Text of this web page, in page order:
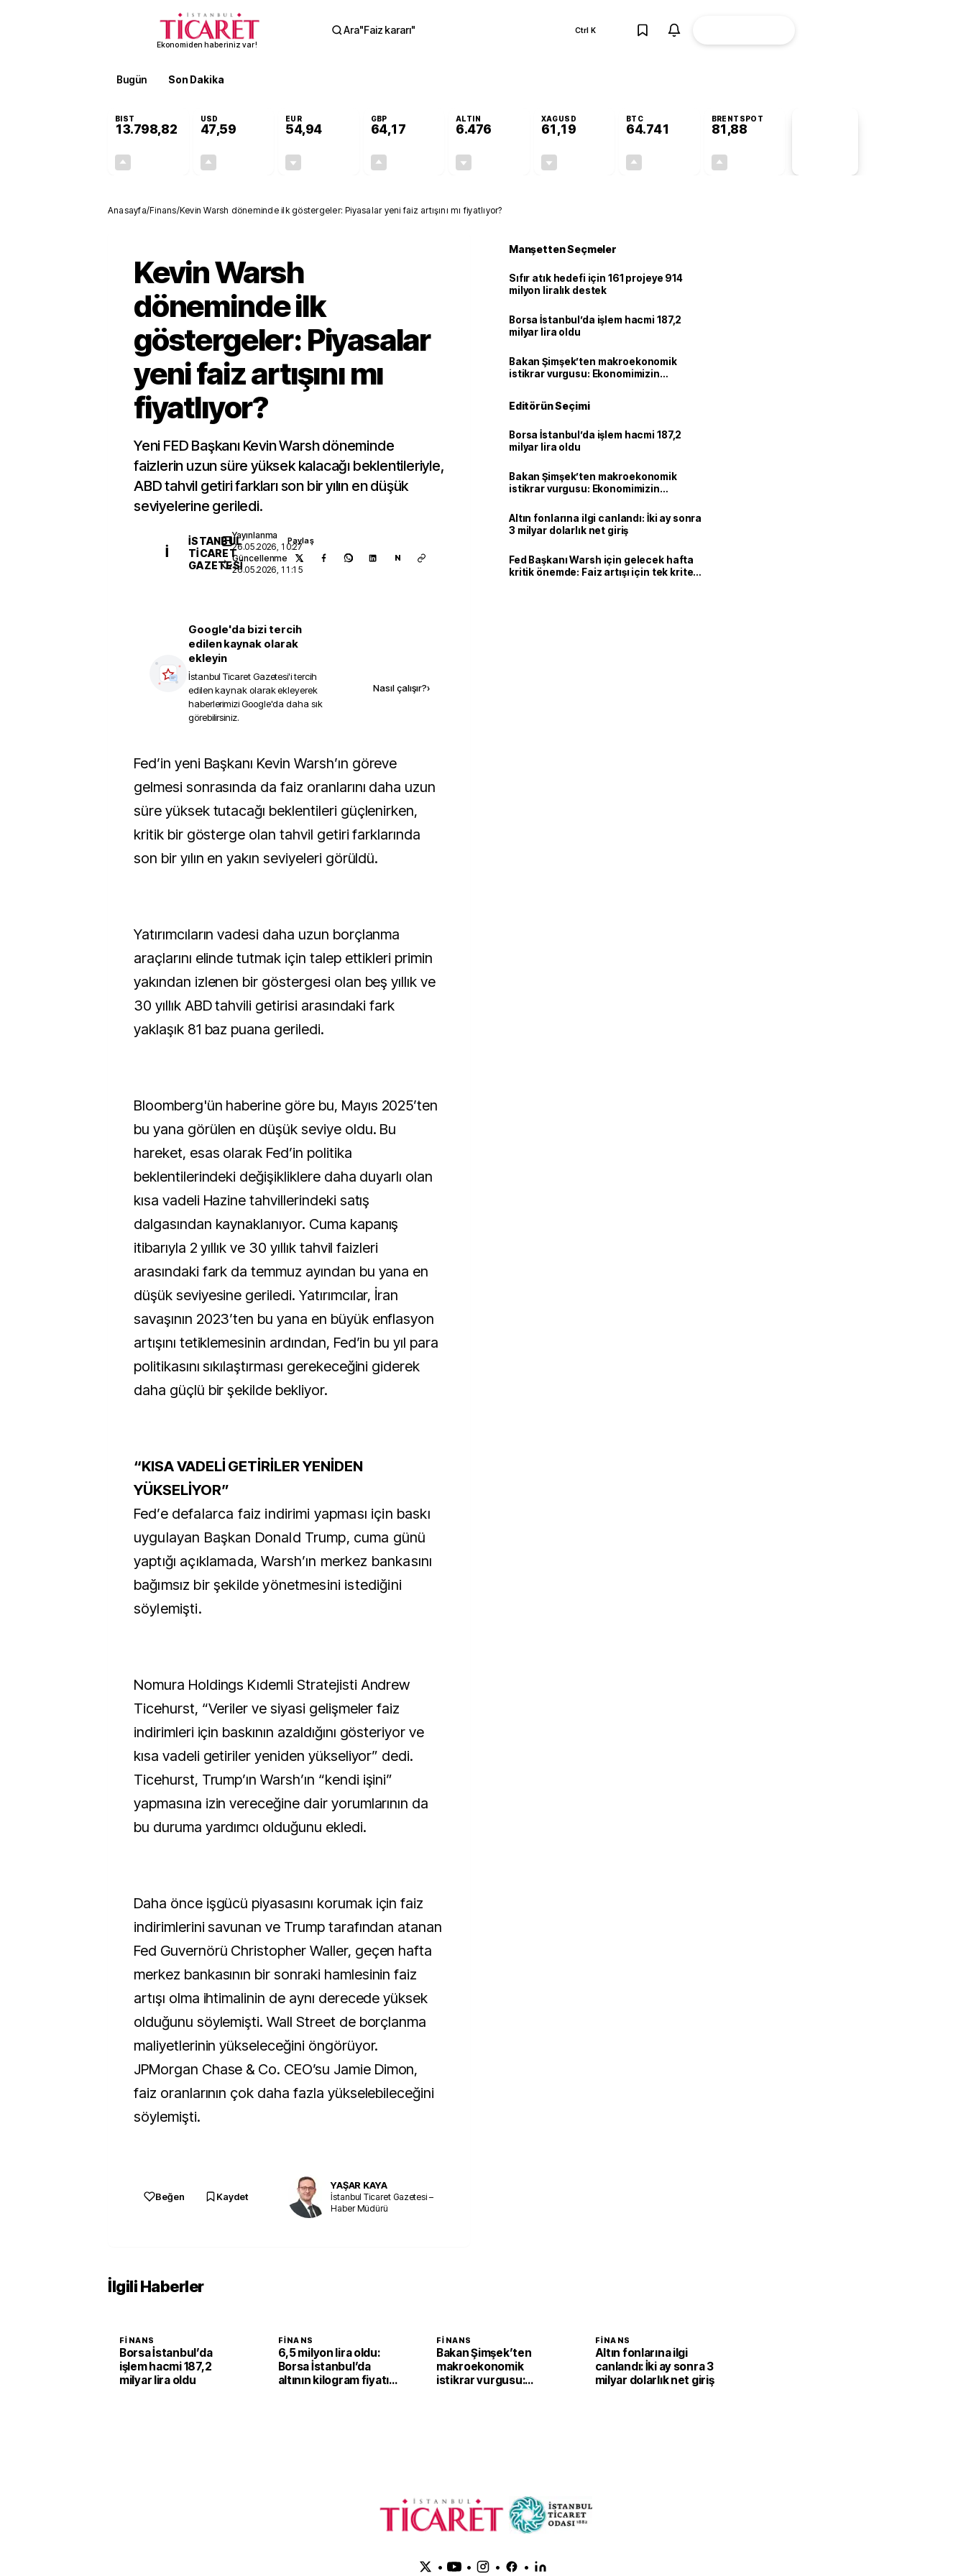
Ekonomiden haberiniz var!
Ara"Faiz kararı" Ctrl K
Bugün Son Dakika
BIST
13.798,82
USD
47,59
EUR
54,94
GBP
64,17
ALTIN
6.476
XAGUSD
61,19
BTC
64.741
BRENTSPOT
81,88
Anasayfa/Finans/Kevin Warsh döneminde ilk göstergeler: Piyasalar yeni faiz artışını mı fiyatlıyor?
Kevin Warsh
döneminde ilk
göstergeler: Piyasalar
yeni faiz artışını mı
fiyatlıyor?
Yeni FED Başkanı Kevin Warsh döneminde
faizlerin uzun süre yüksek kalacağı beklentileriyle,
ABD tahvil getiri farkları son bir yılın en düşük
seviyelerine geriledi.
İ
İSTANBUL
TICARET
GAZETESI
Yayınlanma
26.05.2026, 10:27
Güncellenme
26.05.2026, 11:15
Paylaş
N
Google'da bizi tercih
edilen kaynak olarak
ekleyin
İstanbul Ticaret Gazetesi'i tercih
edilen kaynak olarak ekleyerek
haberlerimizi Google'da daha sık
görebilirsiniz.
Nasıl çalışır?›
Fed’in yeni Başkanı Kevin Warsh’ın göreve
gelmesi sonrasında da faiz oranlarını daha uzun
süre yüksek tutacağı beklentileri güçlenirken,
kritik bir gösterge olan tahvil getiri farklarında
son bir yılın en yakın seviyeleri görüldü.
Yatırımcıların vadesi daha uzun borçlanma
araçlarını elinde tutmak için talep ettikleri primin
yakından izlenen bir göstergesi olan beş yıllık ve
30 yıllık ABD tahvili getirisi arasındaki fark
yaklaşık 81 baz puana geriledi.
Bloomberg'ün haberine göre bu, Mayıs 2025’ten
bu yana görülen en düşük seviye oldu. Bu
hareket, esas olarak Fed’in politika
beklentilerindeki değişikliklere daha duyarlı olan
kısa vadeli Hazine tahvillerindeki satış
dalgasından kaynaklanıyor. Cuma kapanış
itibarıyla 2 yıllık ve 30 yıllık tahvil faizleri
arasındaki fark da temmuz ayından bu yana en
düşük seviyesine geriledi. Yatırımcılar, İran
savaşının 2023’ten bu yana en büyük enflasyon
artışını tetiklemesinin ardından, Fed’in bu yıl para
politikasını sıkılaştırması gerekeceğini giderek
daha güçlü bir şekilde bekliyor.
“KISA VADELİ GETİRİLER YENİDEN
YÜKSELİYOR”
Fed’e defalarca faiz indirimi yapması için baskı
uygulayan Başkan Donald Trump, cuma günü
yaptığı açıklamada, Warsh’ın merkez bankasını
bağımsız bir şekilde yönetmesini istediğini
söylemişti.
Nomura Holdings Kıdemli Stratejisti Andrew
Ticehurst, “Veriler ve siyasi gelişmeler faiz
indirimleri için baskının azaldığını gösteriyor ve
kısa vadeli getiriler yeniden yükseliyor” dedi.
Ticehurst, Trump’ın Warsh’ın “kendi işini”
yapmasına izin vereceğine dair yorumlarının da
bu duruma yardımcı olduğunu ekledi.
Daha önce işgücü piyasasını korumak için faiz
indirimlerini savunan ve Trump tarafından atanan
Fed Guvernörü Christopher Waller, geçen hafta
merkez bankasının bir sonraki hamlesinin faiz
artışı olma ihtimalinin de aynı derecede yüksek
olduğunu söylemişti. Wall Street de borçlanma
maliyetlerinin yükseleceğini öngörüyor.
JPMorgan Chase & Co. CEO’su Jamie Dimon,
faiz oranlarının çok daha fazla yükselebileceğini
söylemişti.
Beğen Kaydet
YAŞAR KAYA
İstanbul Ticaret Gazetesi –
Haber Müdürü
Manşetten Seçmeler
Sıfır atık hedefi için 161 projeye 914
milyon liralık destek
Borsa İstanbul’da işlem hacmi 187,2
milyar lira oldu
Bakan Şimşek’ten makroekonomik
istikrar vurgusu: Ekonomimizin
Editörün Seçimi
Borsa İstanbul’da işlem hacmi 187,2
milyar lira oldu
Bakan Şimşek’ten makroekonomik
istikrar vurgusu: Ekonomimizin
Altın fonlarına ilgi canlandı: İki ay sonra
3 milyar dolarlık net giriş
Fed Başkanı Warsh için gelecek hafta
kritik önemde: Faiz artışı için tek kriter
İlgili Haberler
FINANS
Borsa İstanbul’da
işlem hacmi 187,2
milyar lira oldu
FINANS
6,5 milyon lira oldu:
Borsa İstanbul’da
altının kilogram fiyatı
FINANS
Bakan Şimşek’ten
makroekonomik
istikrar vurgusu:
FINANS
Altın fonlarına ilgi
canlandı: İki ay sonra 3
milyar dolarlık net giriş
• • • •